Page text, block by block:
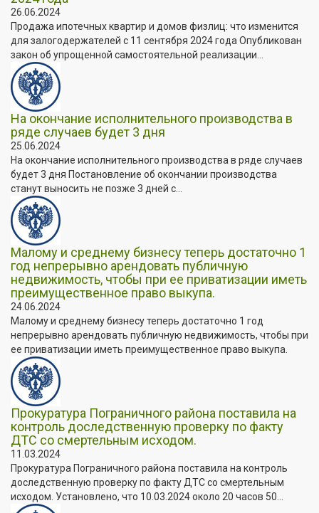
26.06.2024
Продажа ипотечных квартир и домов физлиц: что изменится
для залогодержателей с 11 сентября 2024 года Опубликован
закон об упрощенной самостоятельной реализации...
На окончание исполнительного производства в
ряде случаев будет 3 дня
25.06.2024
На окончание исполнительного производства в ряде случаев
будет 3 дня Постановление об окончании производства
станут выносить не позже 3 дней с...
Малому и среднему бизнесу теперь достаточно 1
год непрерывно арендовать публичную
недвижимость, чтобы при ее приватизации иметь
преимущественное право выкупа.
24.06.2024
Малому и среднему бизнесу теперь достаточно 1 год
непрерывно арендовать публичную недвижимость, чтобы при
ее приватизации иметь преимущественное право выкупа.
Прокуратура Пограничного района поставила на
контроль доследственную проверку по факту
ДТС со смертельным исходом.
11.03.2024
Прокуратура Пограничного района поставила на контроль
доследственную проверку по факту ДТС со смертельным
исходом. Установлено, что 10.03.2024 около 20 часов 50...